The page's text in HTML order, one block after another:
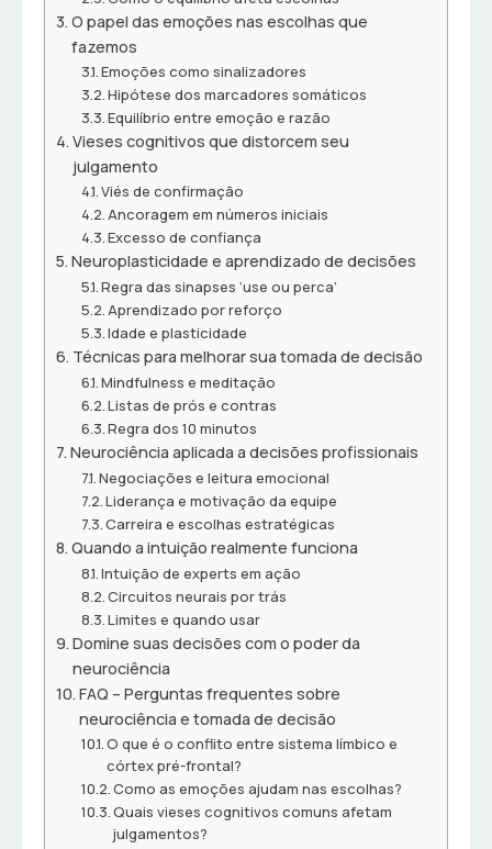
O papel das emoções nas escolhas que
fazemos
Emoções como sinalizadores
Hipótese dos marcadores somáticos
Equilíbrio entre emoção e razão
Vieses cognitivos que distorcem seu
julgamento
Viés de confirmação
Ancoragem em números iniciais
Excesso de confiança
Neuroplasticidade e aprendizado de decisões
Regra das sinapses ‘use ou perca’
Aprendizado por reforço
Idade e plasticidade
Técnicas para melhorar sua tomada de decisão
Mindfulness e meditação
Listas de prós e contras
Regra dos 10 minutos
Neurociência aplicada a decisões profissionais
Negociações e leitura emocional
Liderança e motivação da equipe
Carreira e escolhas estratégicas
Quando a intuição realmente funciona
Intuição de experts em ação
Circuitos neurais por trás
Limites e quando usar
Domine suas decisões com o poder da
neurociência
FAQ – Perguntas frequentes sobre
neurociência e tomada de decisão
O que é o conflito entre sistema límbico e
córtex pré-frontal?
Como as emoções ajudam nas escolhas?
Quais vieses cognitivos comuns afetam
julgamentos?